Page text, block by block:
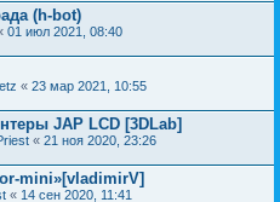
(h-bot)
01 июл 2021, 08:40
« 23 мар 2021, 10:55
JAP LCD [3DLab]
« 21 ноя 2020, 23:26
mini»[vladimirV]
« 14 сен 2020, 11:41